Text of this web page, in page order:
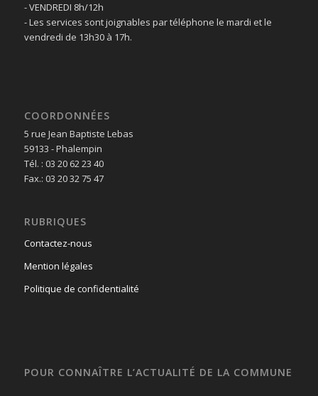
- VENDREDI 8h/12h
- Les services sont joignables par téléphone le mardi et le
vendredi de 13h30 à 17h.
COORDONNÉES
5 rue Jean Baptiste Lebas
59133 - Phalempin
Tél. : 03 20 62 23 40
Fax.: 03 20 32 75 47
RUBRIQUES
Contactez-nous
Mention légales
Politique de confidentialité
POUR CONNAÎTRE L’ACTUALITÉ DE LA COMMUNE